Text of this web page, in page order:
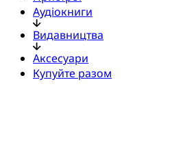
Аудіокниги
Видавництва
Аксесуари
Купуйте разом